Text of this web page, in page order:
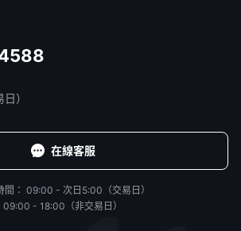
）
在線客服
間： 09:00 - 次日5:00（交易日）
09:00 - 18:00（非交易日）